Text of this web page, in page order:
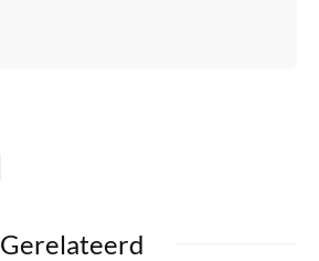
Gerelateerd